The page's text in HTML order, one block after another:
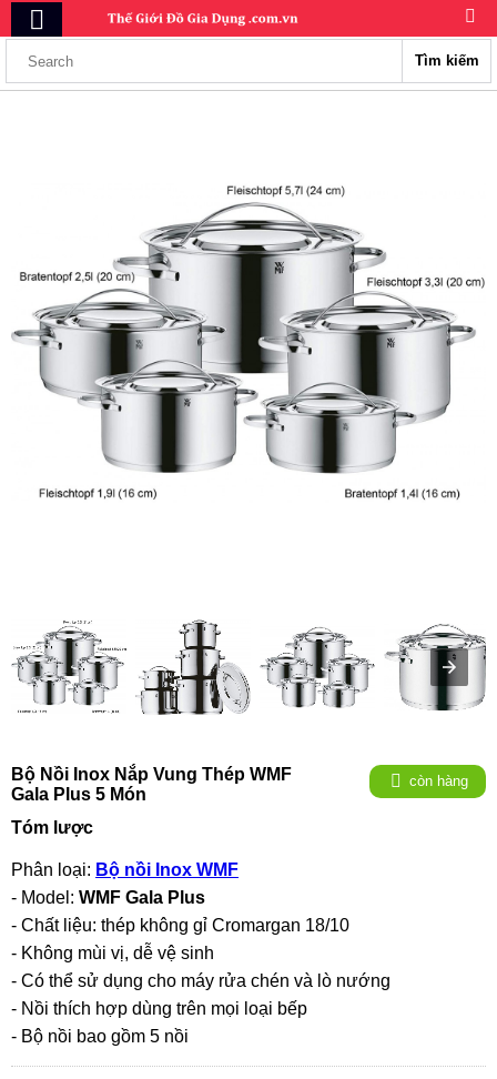
Tìm kiếm
Bộ Nồi Inox Nắp Vung Thép WMF
Gala Plus 5 Món
còn hàng
Tóm lược
Phân loại: Bộ nồi Inox WMF
- Model: WMF Gala Plus
- Chất liệu: thép không gỉ Cromargan 18/10
- Không mùi vị, dễ vệ sinh
- Có thể sử dụng cho máy rửa chén và lò nướng
- Nồi thích hợp dùng trên mọi loại bếp
- Bộ nồi bao gồm 5 nồi